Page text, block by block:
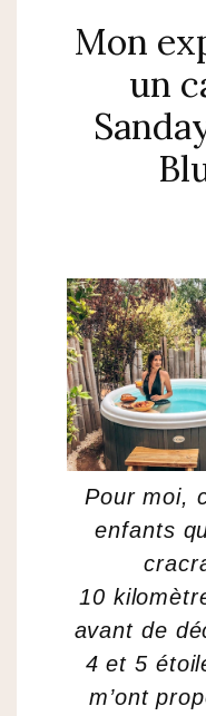
Mon
un
Pour moi,
enfants
10
avant de
4 et 5
m’ont